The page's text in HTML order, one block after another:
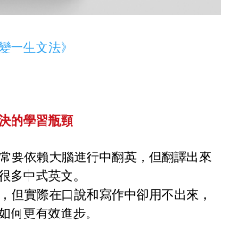
一生文法》
的學習瓶頸
要依賴大腦進行中翻英，但翻譯出來
多中式英文。
但實際在口說和寫作中卻用不出來，
何更有效進步。